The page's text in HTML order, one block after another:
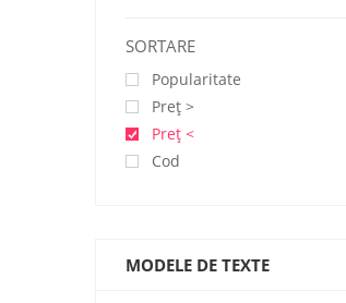
SORTARE
Popularitate
Preţ >
Preţ <
Cod
MODELE DE TEXTE